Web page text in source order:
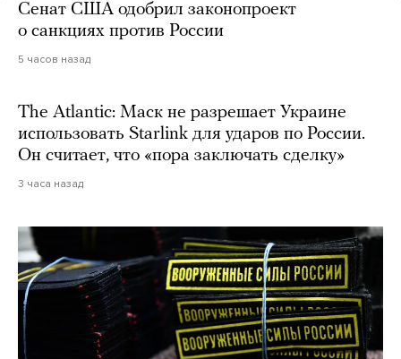
Сенат США одобрил законопроект
о санкциях против России
5 часов назад
The Atlantic: Маск не разрешает Украине
использовать Starlink для ударов по России.
Он считает, что «пора заключать сделку»
3 часа назад